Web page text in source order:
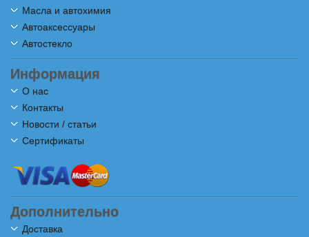
Масла и автохимия
Автоаксессуары
Автостекло
Информация
О нас
Контакты
Новости / статьи
Сертификаты
Дополнительно
Доставка